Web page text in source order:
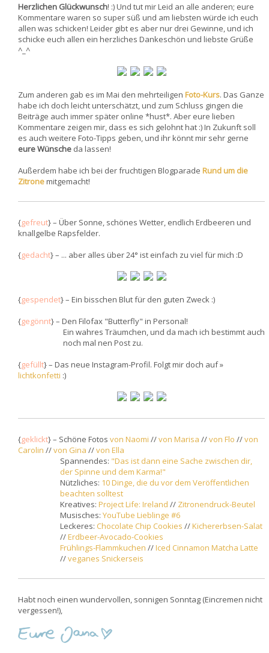
Herzlichen Glückwunsch! :) Und tut mir Leid an alle anderen; eure
Kommentare waren so super süß und am liebsten würde ich euch
allen was schicken! Leider gibt es aber nur drei Gewinne, und ich
schicke euch allen ein herzliches Dankeschön und liebste Grüße
^_^
Zum anderen gab es im Mai den mehrteiligen Foto-Kurs. Das Ganze
habe ich doch leicht unterschätzt, und zum Schluss gingen die
Beiträge auch immer später online *hust*. Aber eure lieben
Kommentare zeigen mir, dass es sich gelohnt hat :) In Zukunft soll
es auch weitere Foto-Tipps geben, und ihr könnt mir sehr gerne
eure Wünsche da lassen!
Außerdem habe ich bei der fruchtigen Blogparade Rund um die
Zitronemitgemacht!
{gefreut} – Über Sonne, schönes Wetter, endlich Erdbeeren und
knallgelbe Rapsfelder.
{gedacht} – ... aber alles über 24° ist einfach zu viel für mich :D
{gespendet} – Ein bisschen Blut für den guten Zweck :)
{gegönnt} – Den Filofax "Butterfly" in Personal!
Ein wahres Träumchen, und da mach ich bestimmt auch
noch mal nen Post zu.
{gefüllt} – Das neue Instagram-Profil. Folgt mir doch auf »
lichtkonfetti :)
{geklickt} – Schöne Fotos von Naomi //von Marisa //von Flo //von
Carolin //von Gina //von Ella
Spannendes: "Das ist dann eine Sache zwischen dir,
der Spinne und dem Karma!"
Nützliches: 10 Dinge, die du vor dem Veröffentlichen
beachten solltest
Kreatives: Project Life: Ireland // Zitronendruck-Beutel
Musisches: YouTube Lieblinge #6
Leckeres: Chocolate Chip Cookies //Kichererbsen-Salat
//Erdbeer-Avocado-Cookies
Frühlings-Flammkuchen //Iced Cinnamon Matcha Latte
//veganes Snickerseis
Habt noch einen wundervollen, sonnigen Sonntag (Eincremen nicht
vergessen!),